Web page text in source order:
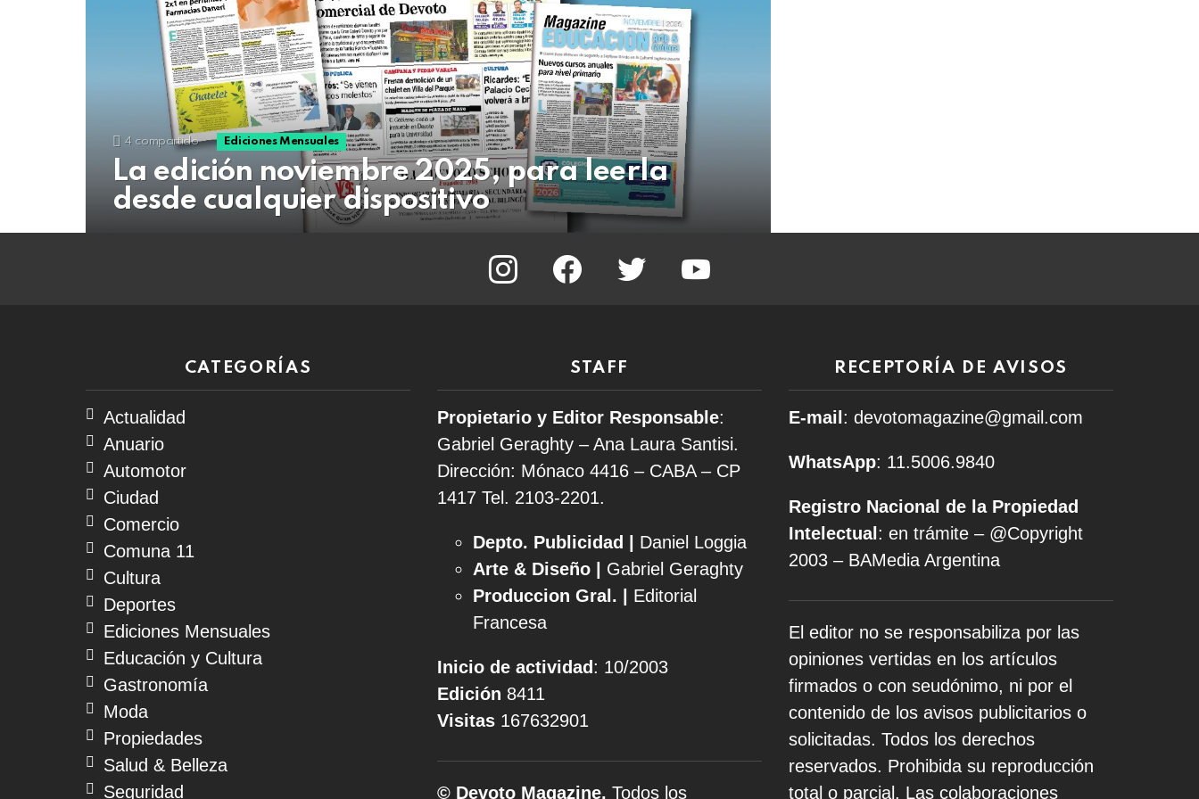
4 compartido Ediciones Mensuales
La edición noviembre 2025, para leerla
desde cualquier dispositivo
instagram facebook twitter
CATEGORÍAS
Actualidad
Anuario
Automotor
Ciudad
Comercio
Comuna 11
Cultura
Deportes
Ediciones Mensuales
Educación y Cultura
Gastronomía
Moda
Propiedades
Salud & Belleza
Seguridad
STAFF
Propietario y Editor Responsable:
Gabriel Geraghty – Ana Laura Santisi.
Dirección: Mónaco 4416 – CABA – CP
1417 Tel. 2103-2201.
Depto. Publicidad |
Daniel Loggia
Arte & Diseño | Gabriel Geraghty
Produccion Gral. |
Editorial
Francesa
Inicio de actividad : 10/2003
Edición 8411
Visitas 167632901
© Devoto Magazine. Todos los
RECEPTORÍA DE AVISOS
E-mail : devotomagazine@gmail.com
WhatsApp: 11.5006.9840
Registro Nacional de la Propiedad
Intelectual : en trámite – @Copyright
2003 – BAMedia Argentina
El editor no se responsabiliza por las
opiniones vertidas en los artículos
firmados o con seudónimo, ni por el
contenido de los avisos publicitarios o
solicitadas. Todos los derechos
reservados. Prohibida su reproducción
total o parcial. Las colaboraciones
07
de
agosto
de
2026